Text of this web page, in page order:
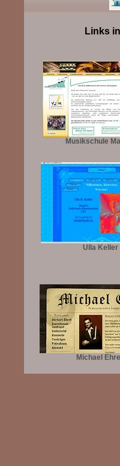
Links
Musikschule
Ulla Keller
Michael